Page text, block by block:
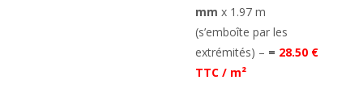
mm x 1.97 m
(s’emboîte par les
extrémités) – = 28.50 €
TTC / m²